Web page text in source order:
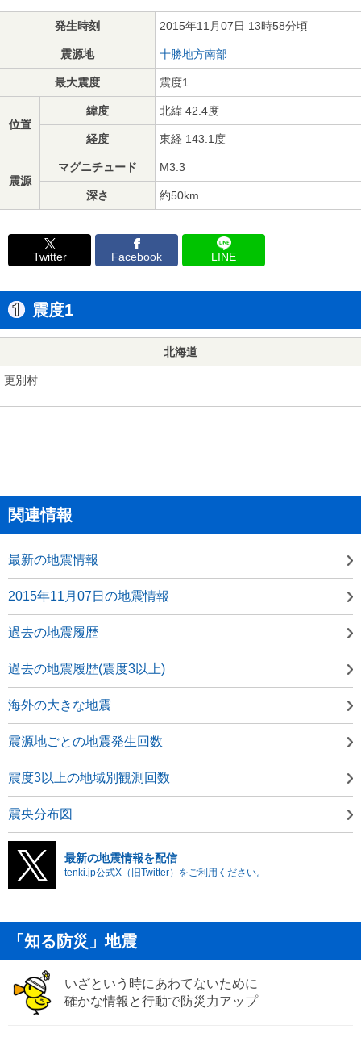
発生時刻 2015年11月07日 13時58分頃
震源地 十勝地方南部
最大震度 震度1
位置
緯度 北緯 42.4度
経度 東経 143.1度
震源
マグニチュード M3.3
深さ 約50km
Twitter Facebook LINE
震度1
北海道
更別村
関連情報
最新の地震情報
2015年11月07日の地震情報
過去の地震履歴
過去の地震履歴(震度3以上)
海外の大きな地震
震源地ごとの地震発生回数
震度3以上の地域別観測回数
震央分布図
最新の地震情報を配信
tenki.jp公式X（旧Twitter）をご利用ください。
「知る防災」地震
いざという時にあわてないために
確かな情報と行動で防災力アップ